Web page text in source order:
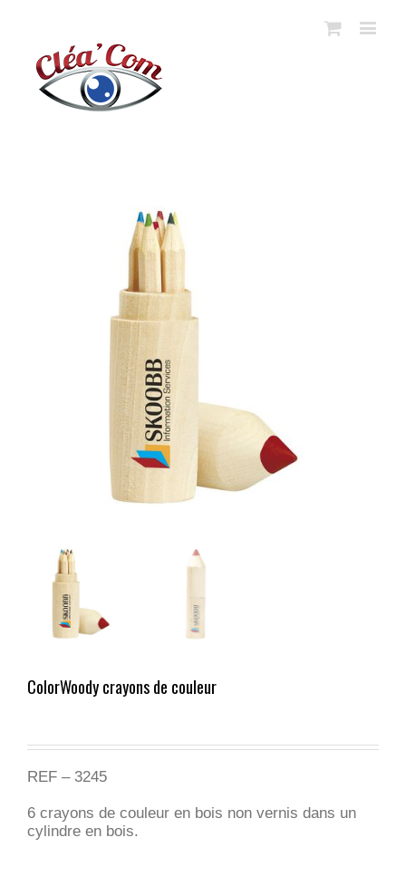
ColorWoody crayons de couleur
REF – 3245
6 crayons de couleur en bois non vernis dans un
cylindre en bois.